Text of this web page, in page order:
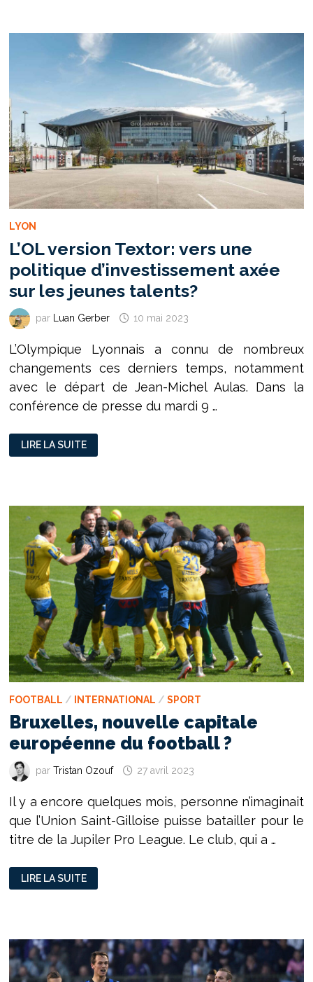
DE
LYON
L’OL version Textor: vers une
politique d’investissement axée
sur les jeunes talents?
par Luan Gerber 10 mai 2023
L’Olympique Lyonnais a connu de nombreux
changements ces derniers temps, notamment
avec le départ de Jean-Michel Aulas. Dans la
conférence de presse du mardi 9 …
L’OL
VERSION
TEXTOR:
AXÉE
SUR
JEUNES
TALENTS?
LIRE LA SUITE
FOOTBALL / INTERNATIONAL / SPORT
Bruxelles, nouvelle capitale
européenne du football ?
par Tristan Ozouf 27 avril 2023
Il y a encore quelques mois, personne n’imaginait
que l’Union Saint-Gilloise puisse batailler pour le
titre de la Jupiler Pro League. Le club, qui a …
BRUXELLES,
NOUVELLE
CAPITALE
LIRE LA SUITE